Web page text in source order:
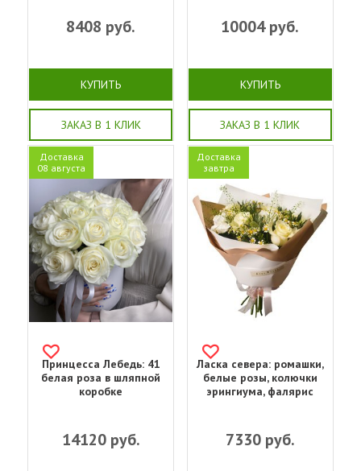
8408 руб.
КУПИТЬ
ЗАКАЗ В 1 КЛИК
10004руб.
КУПИТЬ
ЗАКАЗ В 1 КЛИК
Доставка
08 августа
Принцесса Лебедь: 41
белая роза в шляпной
коробке
14120руб.
Доставка
завтра
Ласка севера: ромашки,
белые розы, колючки
эрингиума, фалярис
7330руб.